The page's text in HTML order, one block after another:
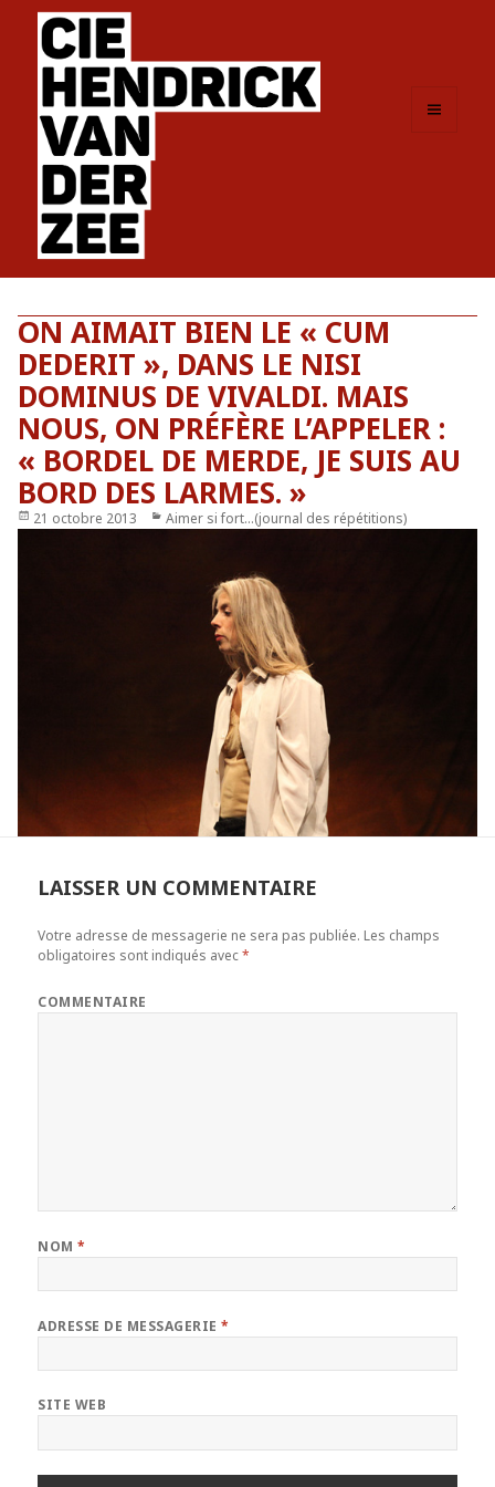
ON AIMAIT BIEN LE « CUM
DEDERIT », DANS LE NISI
DOMINUS DE VIVALDI. MAIS
NOUS, ON PRÉFÈRE L’APPELER :
« BORDEL DE MERDE, JE SUIS AU
BORD DES LARMES. »
Publié
21 octobre 2013 Catégories
Aimer si fort...(journal des répétitions)
LAISSER UN COMMENTAIRE
Votre adresse de messagerie ne sera pas publiée. Les champs
obligatoires sont indiqués avec*
COMMENTAIRE
NOM*
ADRESSE DE MESSAGERIE*
SITE WEB